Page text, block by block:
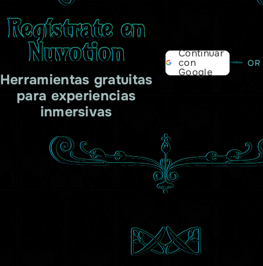
Regístrate en
Nuvotion
Herramientas gratuitas
para experiencias
inmersivas
Continuar
con
Google
OR